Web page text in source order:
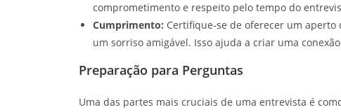
comprometimento e respeito pelo tempo do
Cumprimento: Certifique-se de oferecer um
um sorriso amigável. Isso ajuda a criar uma
Preparação para Perguntas
Uma das partes mais cruciais de uma entrevista é